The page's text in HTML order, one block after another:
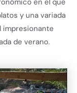
en el que
y una variada
impresionante
de verano.